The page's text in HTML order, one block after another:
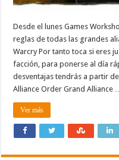
Desde el lunes Games
reglas de todas las grandes
Warcry Por tanto toca si eres
facción, para ponerse al día
desventajas tendrás a partir
Alliance Order Grand Alliance …
Ver más